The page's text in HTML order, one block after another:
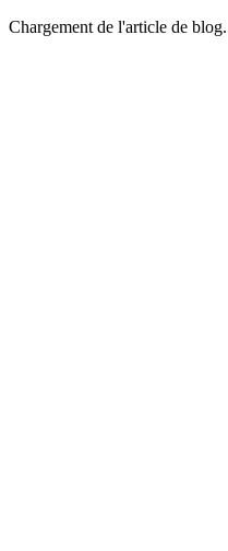
Chargement de l'article de